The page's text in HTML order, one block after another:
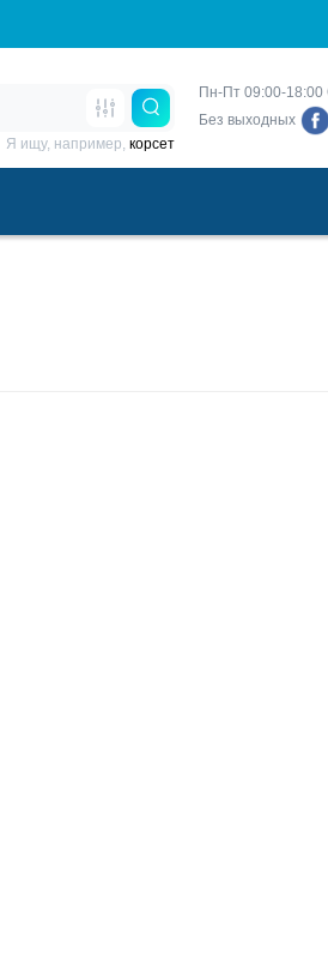
Пн-Пт 09:00-18:00
Без выходных
Я ищу, например, корсет